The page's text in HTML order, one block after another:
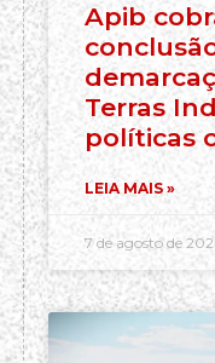
Apib
Terras
políticas
LEIA MAIS »
7 de agosto de